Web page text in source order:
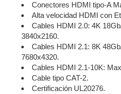
Conectores HDMI tipo-A
Alta velocidad HDMI con
Cables HDMI 2.0: 4K
3840x2160.
Cables HDMI 2.1: 8K
7680x4320.
Cables HDMI 2.1-10K:
Cable tipo CAT-2.
Certificación UL20276.